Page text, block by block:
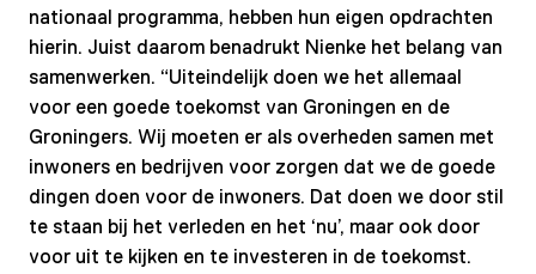
nationaal programma, hebben hun eigen opdrachten
hierin. Juist daarom benadrukt Nienke het belang van
samenwerken. “Uiteindelijk doen we het allemaal
voor een goede toekomst van Groningen en de
Groningers. Wij moeten er als overheden samen met
inwoners en bedrijven voor zorgen dat we de goede
dingen doen voor de inwoners. Dat doen we door stil
te staan bij het verleden en het ‘nu’, maar ook door
voor uit te kijken en te investeren in de toekomst.